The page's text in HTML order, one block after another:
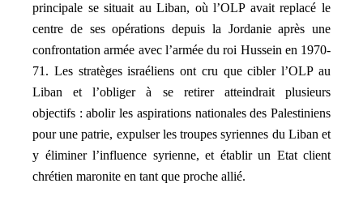
principale se situait au Liban, où l’OLP avait replacé le
centre de ses opérations depuis la Jordanie après une
confrontation armée avec l’armée du roi Hussein en 1970-
71. Les stratèges israéliens ont cru que cibler l’OLP au
Liban et l’obliger à se retirer atteindrait plusieurs
objectifs : abolir les aspirations nationales des Palestiniens
pour une patrie, expulser les troupes syriennes du Liban et
y éliminer l’influence syrienne, et établir un Etat client
chrétien maronite en tant que proche allié.